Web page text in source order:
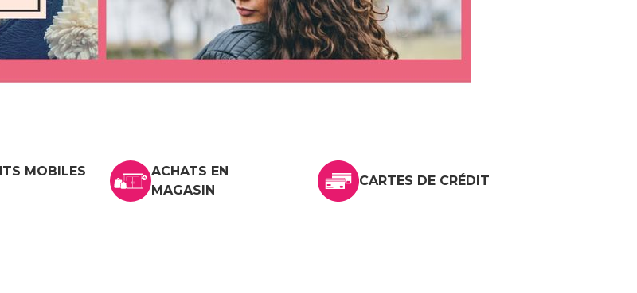
MOBILES
ACHATS EN
MAGASIN
CARTES DE CRÉDIT